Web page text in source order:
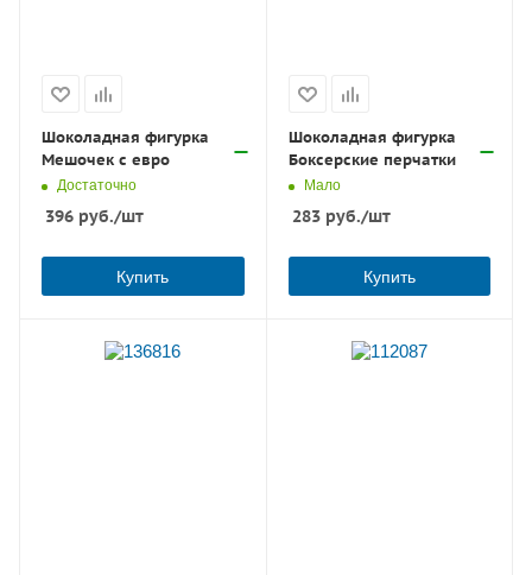
Шоколадная фигурка
Мешочек с евро
Достаточно
396 руб./шт
Купить
Шоколадная фигурка
Боксерские перчатки
Мало
283руб./шт
Купить